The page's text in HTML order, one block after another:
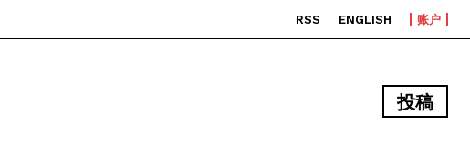
RSS ENGLISH 账户
投稿